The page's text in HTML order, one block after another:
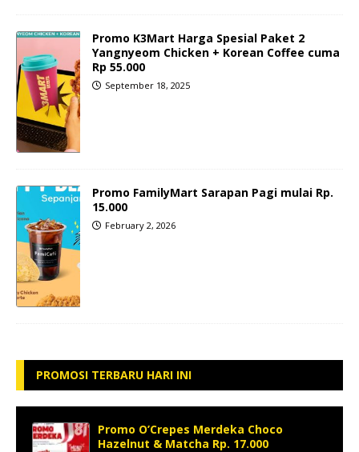
Promo K3Mart Harga Spesial Paket 2
Yangnyeom Chicken + Korean Coffee cuma
Rp 55.000
September 18, 2025
Promo FamilyMart Sarapan Pagi mulai Rp.
15.000
February 2, 2026
PROMOSI TERBARU HARI INI
Promo O’Crepes Merdeka Choco
Hazelnut & Matcha Rp. 17.000